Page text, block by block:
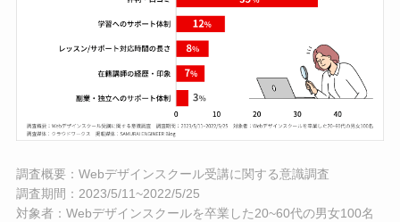
調査概要：Webデザインスクール受講に関する意識調査
調査期間：2023/5/11~2022/5/25
対象者：Webデザインスクールを卒業した20~60代の男女100名